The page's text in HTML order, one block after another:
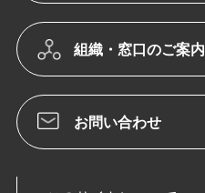
組織・窓口のご案内
お問い合わせ